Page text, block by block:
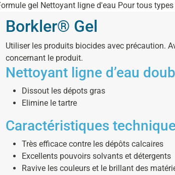
gel Nettoyant ligne d'eau Pour tous
Borkler® Gel
Utiliser les produits biocides avec précaution.
concernant le produit.
Nettoyant ligne d’eau
Dissout les dépots gras
Elimine le tartre
Caractéristiques
Très efficace contre les dépôts calcaires
Excellents pouvoirs solvants et détergents
Ravive les couleurs et le brillant des